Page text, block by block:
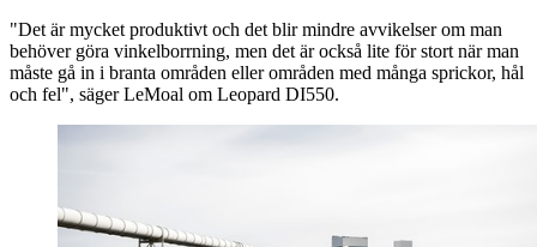
"Det är mycket produktivt och det blir mindre avvikelser om man
behöver göra vinkelborrning, men det är också lite för stort när man
måste gå in i branta områden eller områden med många sprickor, hål
och fel", säger LeMoal om Leopard DI550.